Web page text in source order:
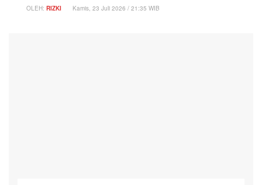
OLEH: RIZKI Kamis, 23 Juli 2026 / 21:35 WIB